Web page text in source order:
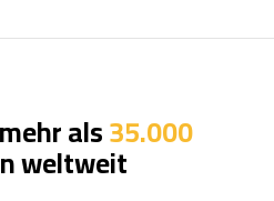
als35.000
weltweit